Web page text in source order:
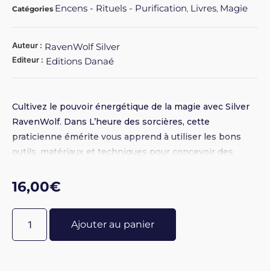
Catégories Encens - Rituels - Purification, Livres, Magie
Auteur : RavenWolf Silver
Editeur : Editions Danaé
Cultivez le pouvoir énergétique de la magie avec Silver
RavenWolf. Dans L’heure des sorcières, cette
praticienne émérite vous apprend à utiliser les bons
outils, matériaux et techniques pour concevoir des
secrets des condensateurs fluidiques et des influences
planétaires. Créez vos propres pochettes de
conjuration et autres oreillers végétaux. Découvrez
comment et à quel moment travailler avec les poudres
et les herbes : à l’aube, lors d’un crépuscule brumeux ou
16,00€
Ajouter au panier